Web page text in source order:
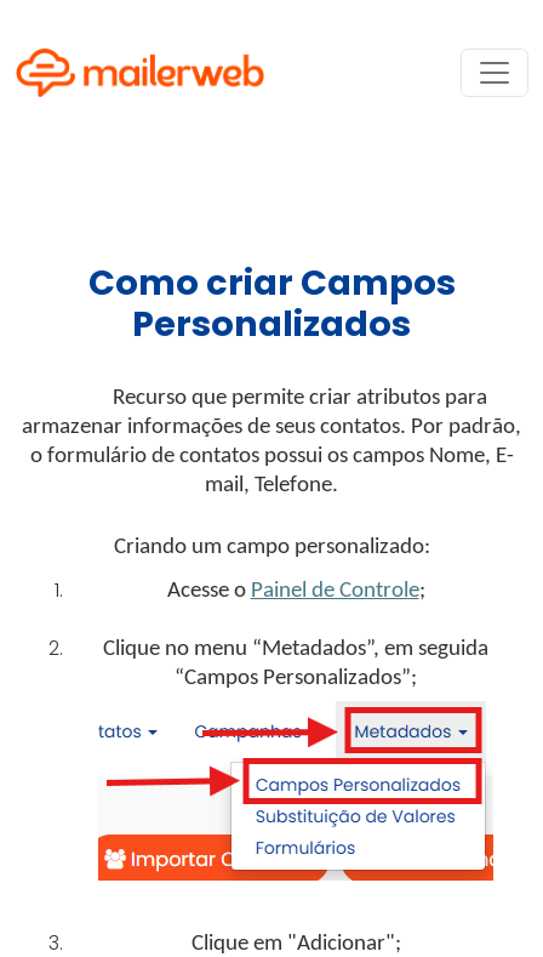
Como criar Campos
Personalizados
Recurso que permite criar atributos para
armazenar informações de seus contatos. Por padrão,
o formulário de contatos possui os campos Nome, E-
mail, Telefone.
Criando um campo personalizado:
Acesse o Painel de Controle;
Clique no menu “Metadados”, em seguida
“Campos Personalizados”;
Clique em "Adicionar";